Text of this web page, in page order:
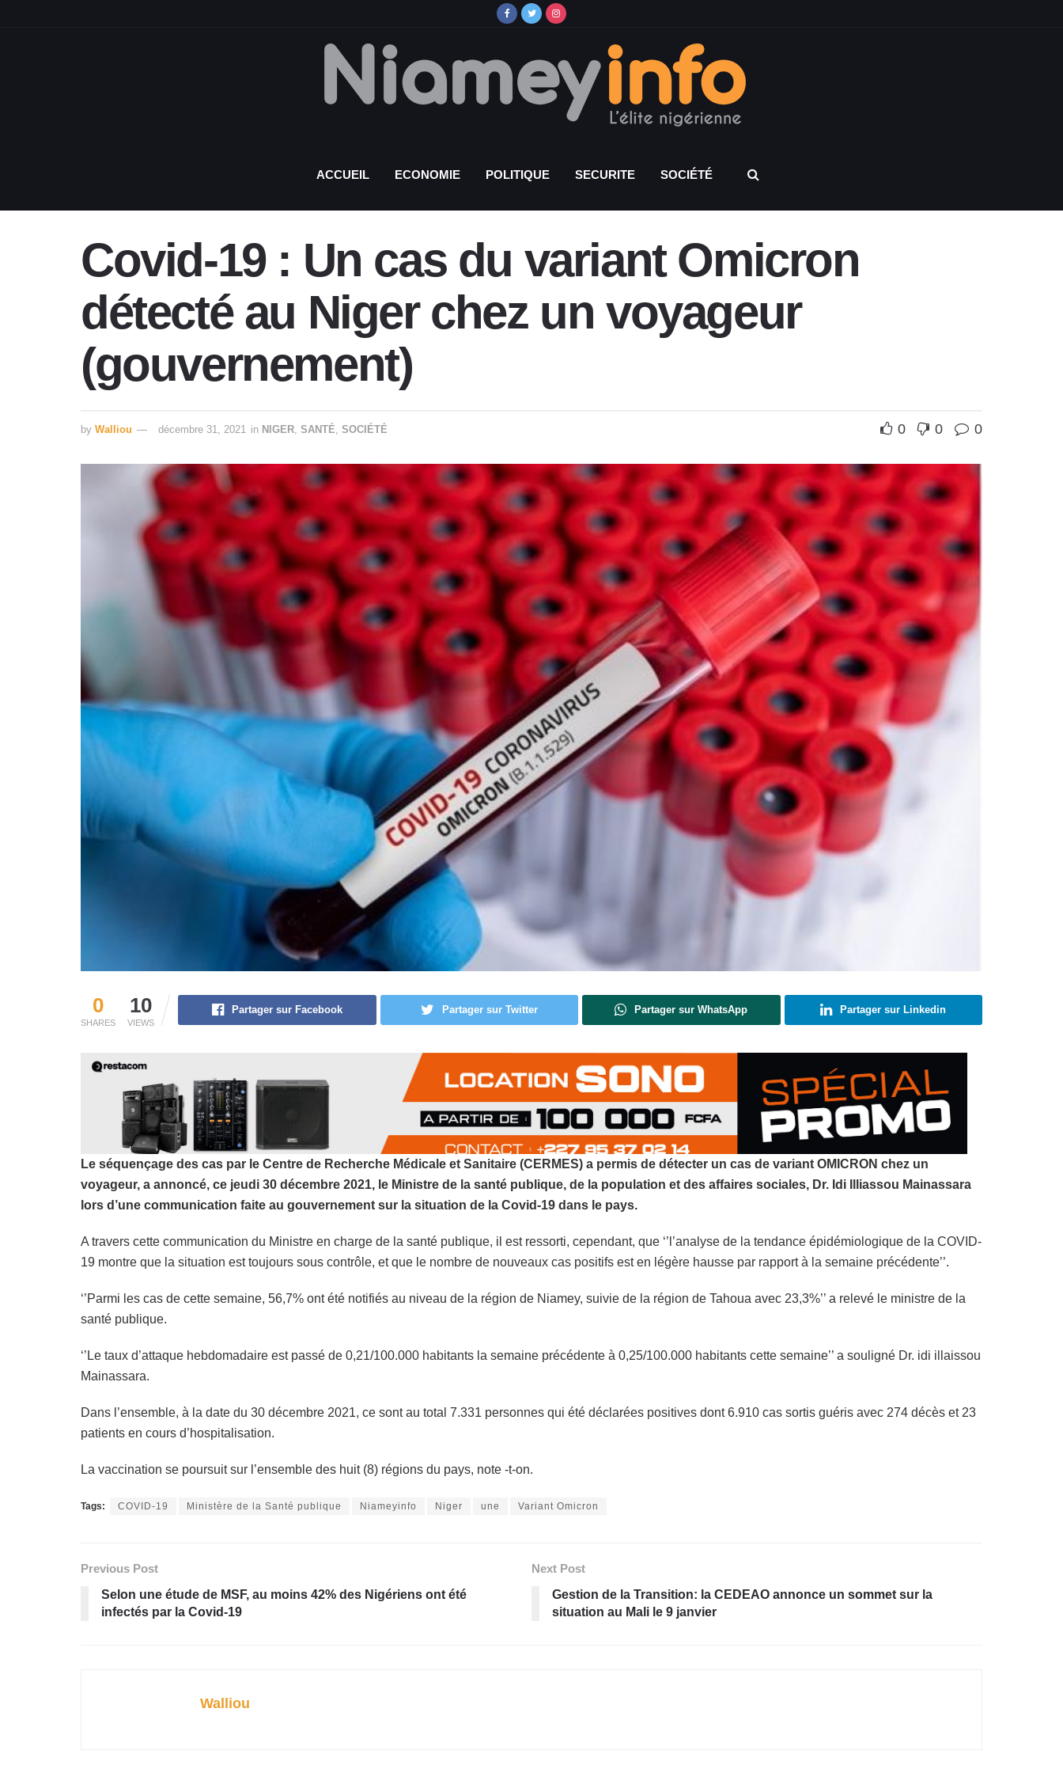
ACCUEIL ECONOMIE POLITIQUE SECURITE SOCIÉTÉ
Covid-19 : Un cas du variant Omicron
détecté au Niger chez un voyageur
(gouvernement)
by Walliou décembre 31, 2021 in NIGER, SANTÉ, SOCIÉTÉ 0 0 0
0
SHARES
10
VIEWS
Partager sur Facebook Partager sur Twitter Partager sur WhatsApp Partager sur Linkedin
Le séquençage des cas par le Centre de Recherche Médicale et Sanitaire (CERMES) a permis de détecter un cas de variant OMICRON chez un
voyageur, a annoncé, ce jeudi 30 décembre 2021, le Ministre de la santé publique, de la population et des affaires sociales, Dr. Idi Illiassou Mainassara
lors d’une communication faite au gouvernement sur la situation de la Covid-19 dans le pays.
A travers cette communication du Ministre en charge de la santé publique, il est ressorti, cependant, que ‘’l’analyse de la tendance épidémiologique de la COVID-
19 montre que la situation est toujours sous contrôle, et que le nombre de nouveaux cas positifs est en légère hausse par rapport à la semaine précédente’’.
‘’Parmi les cas de cette semaine, 56,7% ont été notifiés au niveau de la région de Niamey, suivie de la région de Tahoua avec 23,3%’’ a relevé le ministre de la
santé publique.
‘’Le taux d’attaque hebdomadaire est passé de 0,21/100.000 habitants la semaine précédente à 0,25/100.000 habitants cette semaine’’ a souligné Dr. idi illaissou
Mainassara.
Dans l’ensemble, à la date du 30 décembre 2021, ce sont au total 7.331 personnes qui été déclarées positives dont 6.910 cas sortis guéris avec 274 décès et 23
patients en cours d’hospitalisation.
La vaccination se poursuit sur l’ensemble des huit (8) régions du pays, note -t-on.
Tags: COVID-19 Ministère de la Santé publique Niameyinfo Niger une Variant Omicron
Previous Post
Selon une étude de MSF, au moins 42% des Nigériens ont été
infectés par la Covid-19
Next Post
Gestion de la Transition: la CEDEAO annonce un sommet sur la
situation au Mali le 9 janvier
Walliou